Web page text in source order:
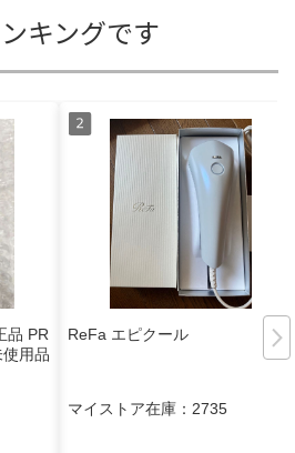
キングです
品 PR
用品
ReFa エピクール
マイストア在庫： 2735